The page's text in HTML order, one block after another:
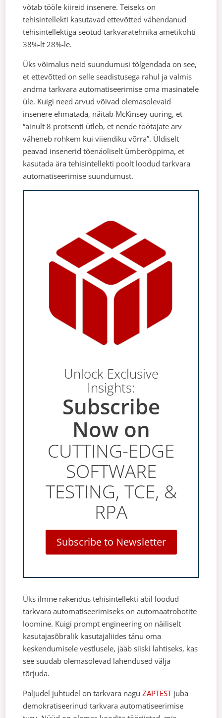
võtab tööle kiireid insenere. Teiseks on
tehisintellekti kasutavad ettevõtted vähendanud
tehisintellektiga seotud tarkvaratehnika ametikohti
38%-lt 28%-le.
Üks võimalus neid suundumusi tõlgendada on see,
et ettevõtted on selle seadistusega rahul ja valmis
andma tarkvara automatiseerimise oma masinatele
üle. Kuigi need arvud võivad olemasolevaid
insenere ehmatada, näitab McKinsey uuring, et
“ainult 8 protsenti ütleb, et nende töötajate arv
väheneb rohkem kui viiendiku võrra”. Üldiselt
peavad insenerid tõenäoliselt ümberõppima, et
kasutada ära tehisintellekti poolt loodud tarkvara
automatiseerimise suundumust.
Unlock Exclusive
Insights:
Subscribe
Now on
CUTTING-EDGE
SOFTWARE
TESTING, TCE, &
RPA
Subscribe to Newsletter
Üks ilmne rakendus tehisintellekti abil loodud
tarkvara automatiseerimiseks on automaatrobotite
loomine. Kuigi prompt engineering on näiliselt
kasutajasõbralik kasutajaliides tänu oma
keskendumisele vestlusele, jääb siiski lahtiseks, kas
see suudab olemasolevad lahendused välja
tõrjuda.
Paljudel juhtudel on tarkvara naguZAPTESTjuba
demokratiseerinud tarkvara automatiseerimise